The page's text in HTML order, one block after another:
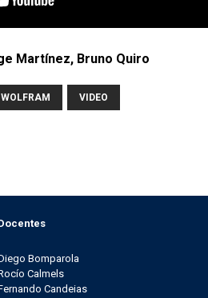
Martínez, Bruno Quiro
VIDEO
Bomparola
Calmels
Candeias